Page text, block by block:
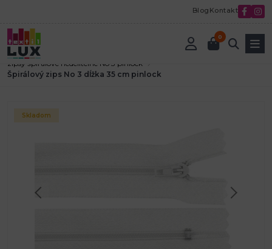
Blog Kontakt
0
Úvod
zipsy špirálové nedeliteľné No 3 pinlock
Špirálový zips No 3 dĺžka 35 cm pinlock
Skladom